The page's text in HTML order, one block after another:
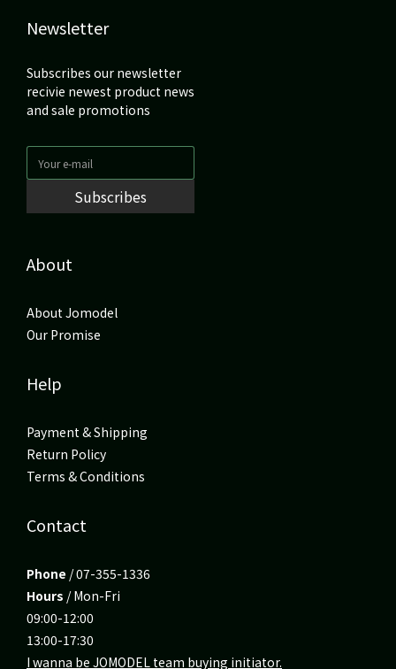
Newsletter
Subscribes our newsletter
recivie newest product news
and sale promotions
Subscribes
About
About Jomodel
Our Promise
Help
Payment & Shipping
Return Policy
Terms & Conditions
Contact
Phone / 07-355-1336
Hours / Mon-Fri
09:00-12:00
13:00-17:30
I wanna be JOMODEL team buying initiator.